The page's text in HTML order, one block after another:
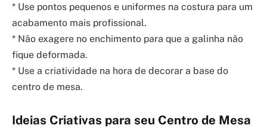
* Use pontos pequenos e uniformes na costura para um
acabamento mais profissional.
* Não exagere no enchimento para que a galinha não
fique deformada.
* Use a criatividade na hora de decorar a base do
centro de mesa.
Ideias Criativas para seu Centro de Mesa